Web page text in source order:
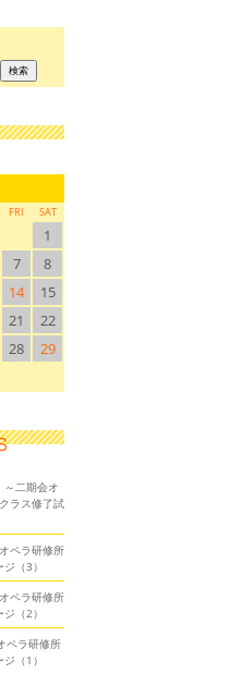
FRI SAT
1
7
8
14
15
21
22
28
29
～二期会オ
ラス修了試
ペラ研修所
（3）
ペラ研修所
（2）
ペラ研修所
（1）